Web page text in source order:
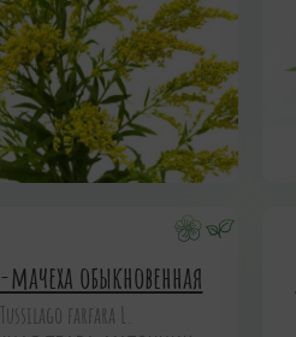
обыкновенная
Tussilago farfara L.